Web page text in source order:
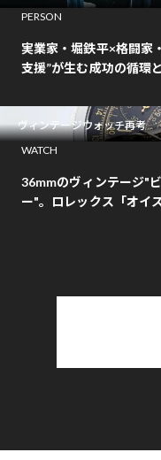
PERSON
実業家・堀鉄平×格闘家
支援”が生む成功の循環
ヴィンテージウォッチ再考
WATCH
36mmのヴィンテージ"
ー"。ロレックス「オイ